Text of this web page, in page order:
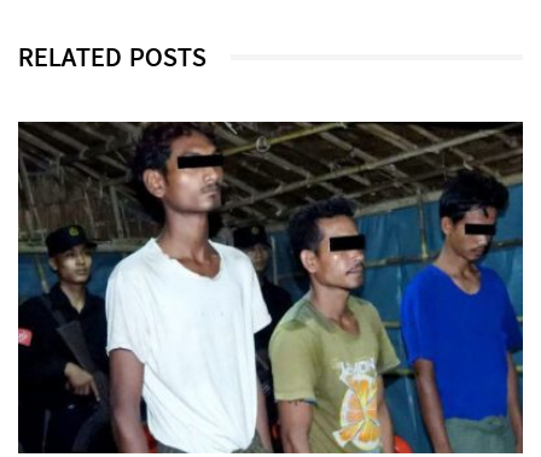
RELATED POSTS